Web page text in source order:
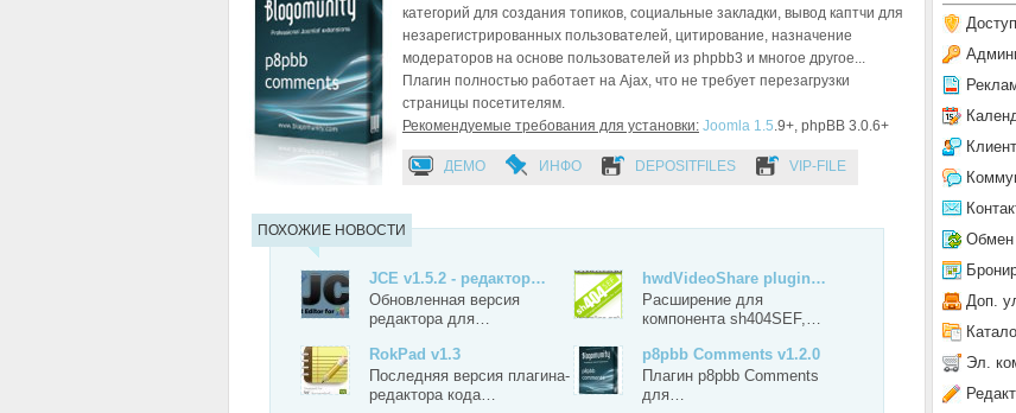
категорий для создания топиков, социальные закладки, вывод каптчи для
незарегистрированных пользователей, цитирование, назначение
модераторов на основе пользователей из phpbb3 и многое другое...
Плагин полностью работает на Ajax, что не требует перезагрузки
страницы посетителям.
Рекомендуемые требования для установки: Joomla 1.5.9+, phpBB 3.0.6+
ДЕМО ИНФО DEPOSITFILES VIP-FILE
ПОХОЖИЕ НОВОСТИ
JCE v1.5.2 - редактор…
Обновленная версия
редактора для…
hwdVideoShare plugin…
Расширение для
компонента sh404SEF,…
RokPad v1.3
Последняя версия плагина-
редактора кода…
p8pbb Comments v1.2.0
Плагин p8pbb Comments
для…
Обмен
Доп.
Эл.